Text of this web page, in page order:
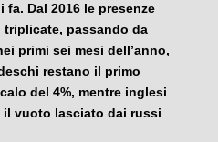
Dal 2016 le presenze
passando da
primi sei mesi dell’anno,
restano il primo
del 4%, mentre inglesi
vuoto lasciato dai russi